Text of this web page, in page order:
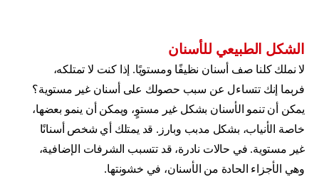
الشكل الطبيعي للأسنان
لا نملك كلنا صف أسنان نظيفًا ومستويًا. إذا كنت لا تمتلكه،
فربما إنك تتساءل عن سبب حصولك على أسنان غير مستوية؟
يمكن أن تنمو الأسنان بشكل غير مستوٍ، ويمكن أن ينمو بعضها،
خاصة الأنياب، بشكل مدبب وبارز. قد يمتلك أي شخص أسنانًا
غير مستوية. في حالات نادرة، قد تتسبب الشرفات الإضافية،
وهي الأجزاء الحادة من الأسنان، في خشونتها.